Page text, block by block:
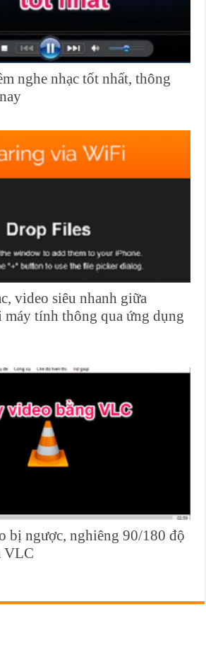
nghe nhạc tốt nhất, thông
video siêu nhanh giữa
tính thông qua ứng dụng
bị ngược, nghiêng 90/180 độ
VLC